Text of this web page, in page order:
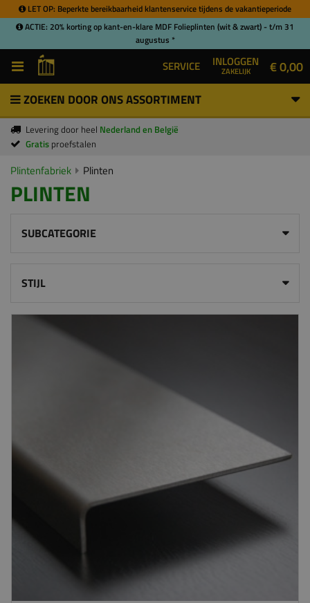
LET OP: Beperkte bereikbaarheid klantenservice tijdens de vakantieperiode
ACTIE: 20% korting op kant-en-klare MDF Folieplinten (wit & zwart) - t/m 31
augustus *
SERVICE INLOGGEN
ZAKELIJK € 0,00
ZOEKEN DOOR ONS ASSORTIMENT
Levering door heel Nederland en België
Gratis proefstalen
Plintenfabriek Plinten
PLINTEN
SUBCATEGORIE
STIJL